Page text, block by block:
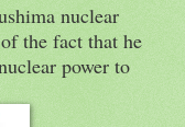
nuclear
the fact that he
power to